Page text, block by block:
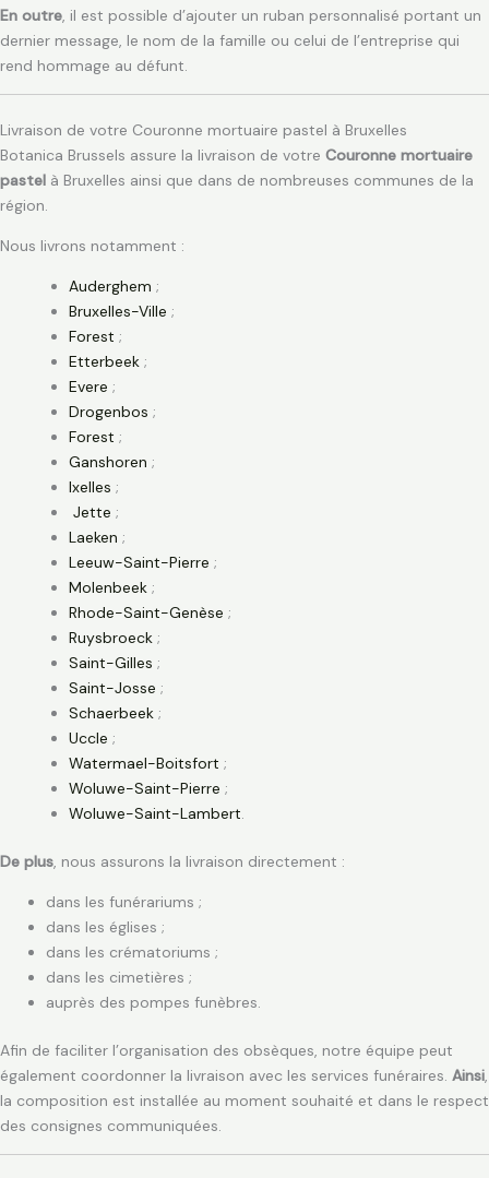
En outre, il est possible d’ajouter un ruban personnalisé portant un
dernier message, le nom de la famille ou celui de l’entreprise qui
rend hommage au défunt.
Livraison de votre Couronne mortuaire pastel à Bruxelles
Botanica Brussels assure la livraison de votre Couronne mortuaire
pastel à Bruxelles ainsi que dans de nombreuses communes de la
région.
Nous livrons notamment :
Auderghem ;
Bruxelles-Ville ;
Forest ;
Etterbeek ;
Evere ;
Drogenbos ;
Forest ;
Ganshoren ;
Ixelles ;
Jette ;
Laeken ;
Leeuw-Saint-Pierre ;
Molenbeek ;
Rhode-Saint-Genèse ;
Ruysbroeck ;
Saint-Gilles ;
Saint-Josse ;
Schaerbeek ;
Uccle ;
Watermael-Boitsfort ;
Woluwe-Saint-Pierre ;
Woluwe-Saint-Lambert.
De plus, nous assurons la livraison directement :
dans les funérariums ;
dans les églises ;
dans les crématoriums ;
dans les cimetières ;
auprès des pompes funèbres.
Afin de faciliter l’organisation des obsèques, notre équipe peut
également coordonner la livraison avec les services funéraires. Ainsi,
la composition est installée au moment souhaité et dans le respect
des consignes communiquées.